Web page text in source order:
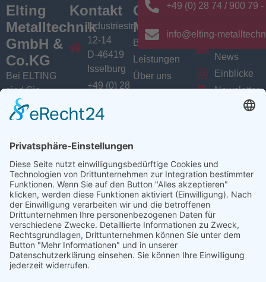
Elting
Metalltechnik
GmbH &
Co.KG
Bei ELTING
sind Sie
richtig, wenn
Sie Fachleute
Profilbearbeitung,
Abkanttechnik,
Schweißtechnik
oder
Baugruppenfertigung
suchen.
Ansprechpartner
Kontakt
Industriestrasse
12-14
D-46419
Isselburg
+49 (0) 28
79 - 0
metalltechnik.de
Quick
Menü
Branchen
Leistungen
Über uns
News/
Aktuelles
News
Einblicke
Newsletter
Linkedin
YouTube
+49 (0) 28 74 / 900 79 -
info@elting-